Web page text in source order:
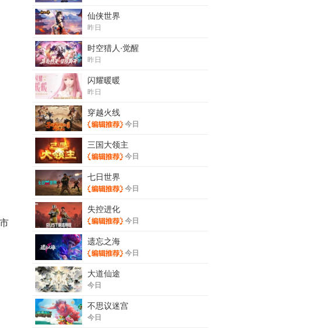
仙侠世界
昨日
时空猎人·觉醒
昨日
闪耀暖暖
昨日
穿越火线
今日
三国大领主
今日
七日世界
今日
失控进化
今日
遗忘之海
今日
大道仙途
今日
不思议迷宫
今日